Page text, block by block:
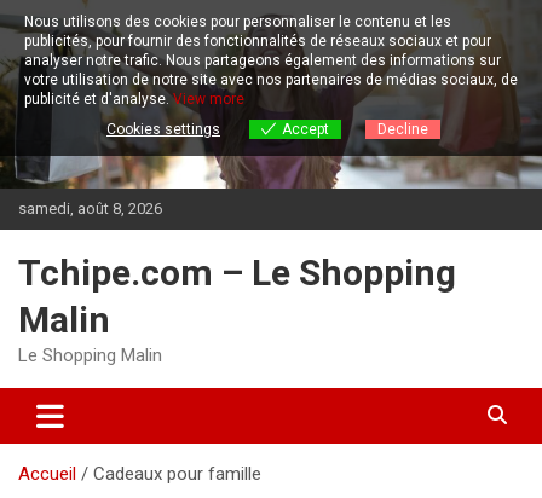
Aller
au
contenu
samedi, août 8, 2026
Tchipe.com – Le Shopping
Malin
Le Shopping Malin
Accueil Cadeaux pour famille
Nous utilisons des cookies pour personnaliser le contenu et les
publicités, pour fournir des fonctionnalités de réseaux sociaux et pour
analyser notre trafic.Nous partageons également des informations sur
votre utilisation de notre site avec nos partenaires de médias sociaux, de
publicité et d'analyse. View more
Cookies settings
Accept Decline